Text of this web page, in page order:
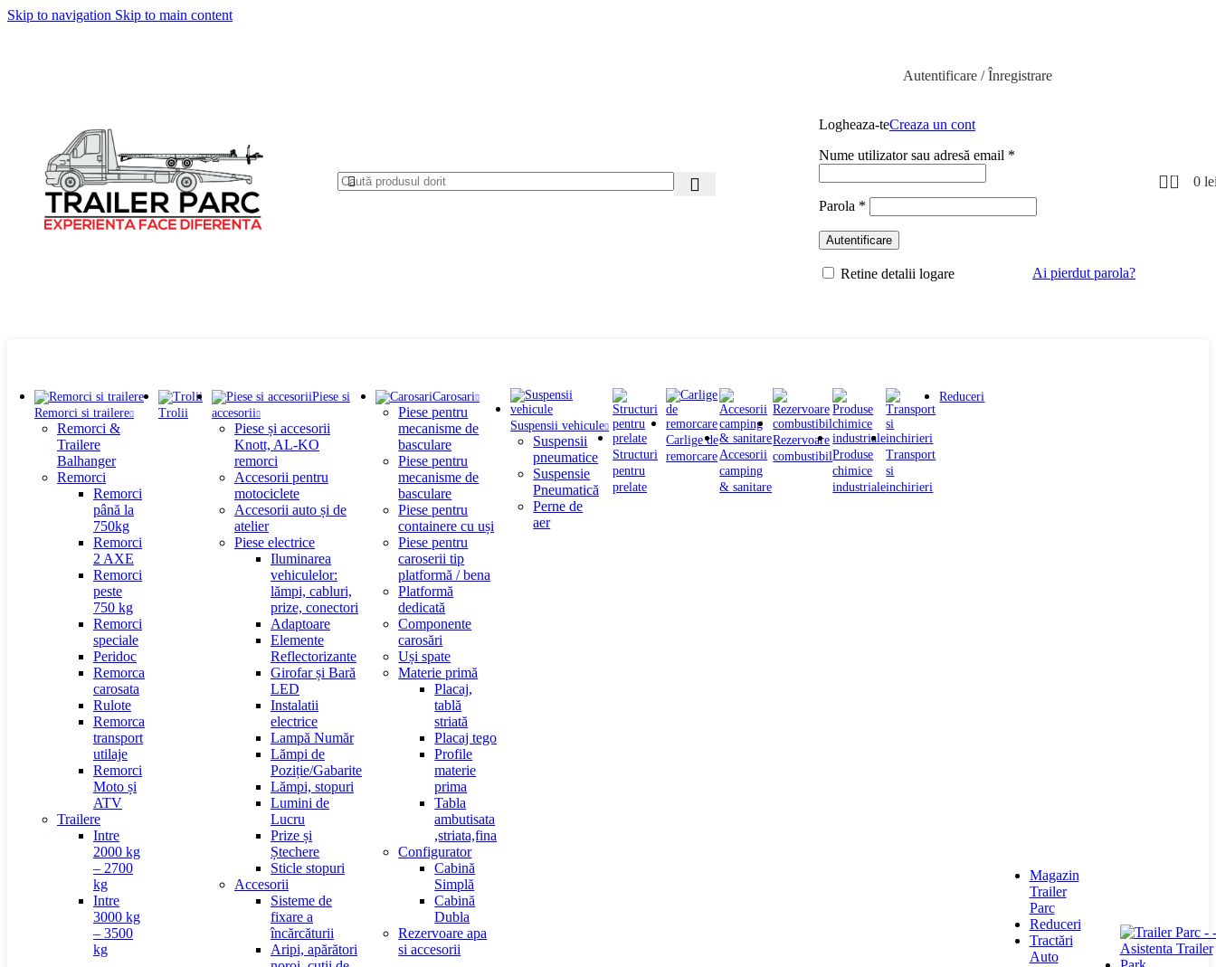
Skip to navigation Skip to main content
Autentificare / Înregistrare
Logheaza-teCreaza un cont
Nume utilizator sau adresă email *
Parola *
Autentificare
Ai pierdut parola?
Retine detalii logare
0 0
Remorci si trailere
Remorci &
Trailere
Balhanger
Remorci
Remorci
până la
750kg
Remorci
2 AXE
Remorci
peste
750 kg
Remorci
speciale
Peridoc
Remorca
carosata
Rulote
Remorca
transport
utilaje
Remorci
Moto și
ATV
Trailere
Intre
2000 kg
– 2700
kg
Intre
3000 kg
– 3500
kg
Trolii
Piese si
accesorii
Piese și accesorii
Knott, AL-KO
remorci
Accesorii pentru
motociclete
Accesorii auto și de
atelier
Piese electrice
Iluminarea
vehiculelor:
lămpi, cabluri,
prize, conectori
Adaptoare
Elemente
Reflectorizante
Girofar și Bară
LED
Instalatii
electrice
Lampă Număr
Lămpi de
Poziție/Gabarite
Lămpi, stopuri
Lumini de
Lucru
Prize și
Ștechere
Sticle stopuri
Accesorii
Sisteme de
fixare a
încărcăturii
Aripi, apărători
Carosari
Piese pentru
mecanisme de
basculare
Piese pentru
mecanisme de
basculare
Piese pentru
containere cu uși
Piese pentru
caroserii tip
platformă / bena
Platformă
dedicată
Componente
carosări
Uși spate
Materie primă
Placaj,
tablă
striată
Placaj tego
Profile
materie
prima
Tabla
ambutisata
,striata,fina
Configurator
Cabină
Simplă
Cabină
Dubla
Rezervoare apa
si accesorii
Suspensii vehicule
Suspensii
pneumatice
Suspensie
Pneumatică
Perne de
aer
Structuri
pentru
prelate
Carlige de
remorcareAccesorii
camping
& sanitare
Rezervoare
combustibilProduse
chimice
industriale
Transport
si
inchirieri
Reduceri
Magazin
Trailer
Parc
Reduceri
Tractări
Auto